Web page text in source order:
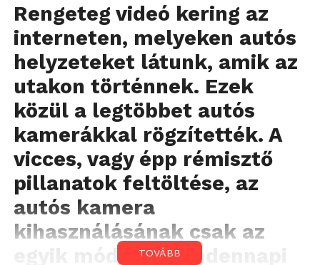
Rengeteg videó kering az
interneten, melyeken autós
helyzeteket látunk, amik az
utakon történnek. Ezek
közül a legtöbbet autós
kamerákkal rögzítették. A
vicces, vagy épp rémisztő
pillanatok feltöltése, az
autós kamera
kihasználásának csak az
egyik módja. A mindennapi
TOVÁBB